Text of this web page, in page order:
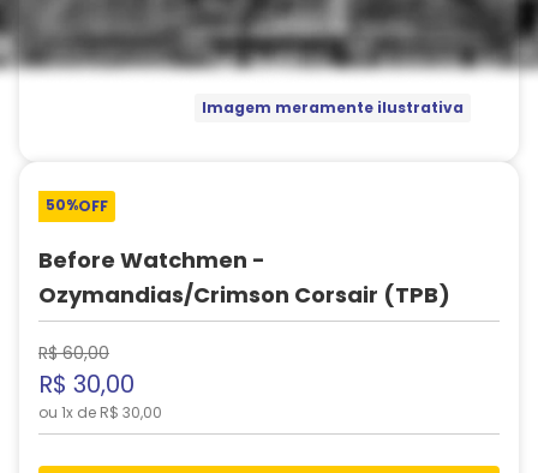
Imagem meramente ilustrativa
50%OFF
Before Watchmen -
Ozymandias/Crimson Corsair (TPB)
R$ 60,00
R$ 30,00
ou 1x de R$ 30,00